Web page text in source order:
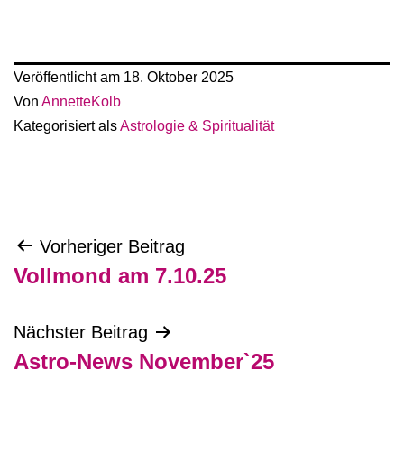
Veröffentlicht am 18. Oktober 2025
Von AnnetteKolb
Kategorisiert alsAstrologie & Spiritualität
Beitragsnavigation
Vorheriger Beitrag
Vollmond am 7.10.25
Nächster Beitrag
Astro-News November`25